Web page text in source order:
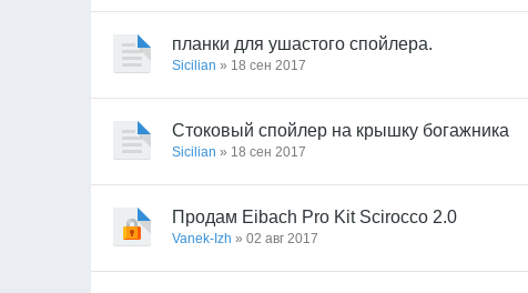
планки для ушастого спойлера.
Sicilian » 18 сен 2017
Стоковый спойлер на крышку богажника
Sicilian » 18 сен 2017
Продам Eibach Pro Kit Scirocco 2.0
Vanek-Izh » 02 авг 2017